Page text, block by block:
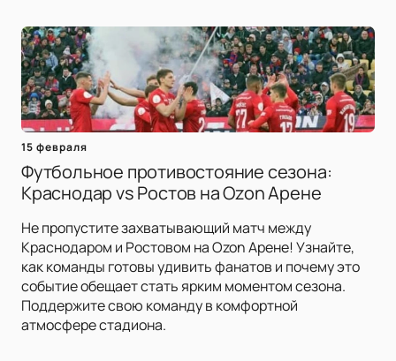
15 февраля
Футбольное противостояние сезона:
Краснодар vs Ростов на Ozon Арене
Не пропустите захватывающий матч между
Краснодаром и Ростовом на Ozon Арене! Узнайте,
как команды готовы удивить фанатов и почему это
событие обещает стать ярким моментом сезона.
Поддержите свою команду в комфортной
атмосфере стадиона.